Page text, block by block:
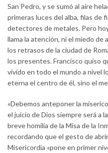
San Pedro, y se sumó al aire
primeras luces del alba, filas de
detectores de metales. Pero
llama la atención, ni el miedo
los retrasos de la ciudad de
los presentes. Francisco quiso
vivido en todo el mundo a nivel
eterna el centro de él, sino el
«Debemos anteponer la
el juicio de Dios siempre será a
breve homilía de la Misa de la
recordando que el gesto de
Misericordia «pone en primer